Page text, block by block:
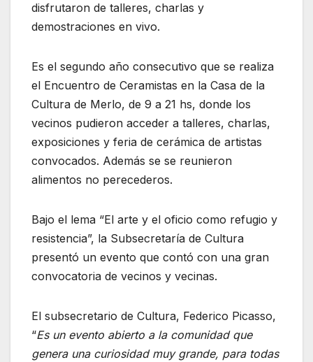
disfrutaron de talleres, charlas y
demostraciones en vivo.
Es el segundo año consecutivo que se realiza
el Encuentro de Ceramistas en la Casa de la
Cultura de Merlo, de 9 a 21 hs, donde los
vecinos pudieron acceder a talleres, charlas,
exposiciones y feria de cerámica de artistas
convocados. Además se se reunieron
alimentos no perecederos.
Bajo el lema “El arte y el oficio como refugio y
resistencia”, la Subsecretaría de Cultura
presentó un evento que contó con una gran
convocatoria de vecinos y vecinas.
El subsecretario de Cultura, Federico Picasso,
“Es un evento abierto a la comunidad que
genera una curiosidad muy grande, para todas